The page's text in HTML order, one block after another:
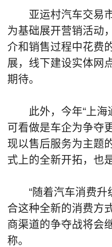
亚运村汽车交易市
为基础展开营销活动
介和销售过程中花费
展，线下建设实体网
期待。
此外，今年“上海
可看做是车企为争夺
现以售后服务为主题
式上的全新开拓，也
“随着汽车消费升
合这种全新的消费方
商渠道的争夺战将会
称。